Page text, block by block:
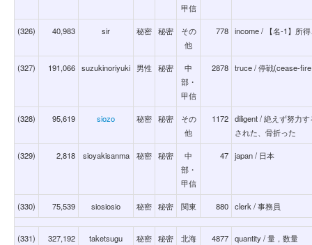
甲信
(326) 40,983 sir 秘密 秘密
その
他
778 income / 【名-1】所
(327) 191,066 suzukinoriyuki 男性 秘密
中
部・
甲信
2878 truce / 停戦(cease-
(328) 95,619 siozo 秘密 秘密
その
他
1172 diligent / 絶えず努力
された、骨折った
(329) 2,818 sioyakisanma 秘密 秘密
中
部・
甲信
47 japan / 日本
(330) 75,539 siosiosio 秘密 秘密 関東 880 clerk / 事務員
(331) 327,192 taketsugu 秘密 秘密
北海
4877 quantity / 量，数量